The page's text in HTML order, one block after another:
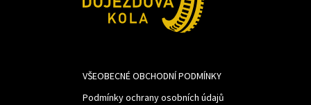
VŠEOBECNÉ OBCHODNÍ PODMÍNKY
Podmínky ochrany osobních údajů